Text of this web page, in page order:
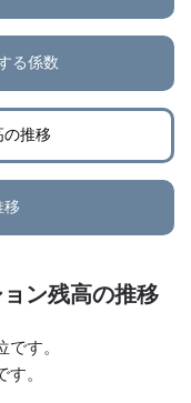
る係数
の推移
移
ン残高の推移
す。
。